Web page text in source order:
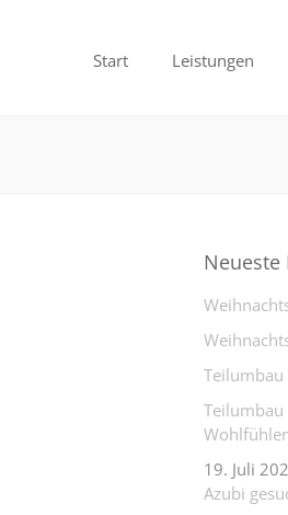
Start Leistungen
Neueste
Teilumbau
Teilumbau
19. Juli
Azubi